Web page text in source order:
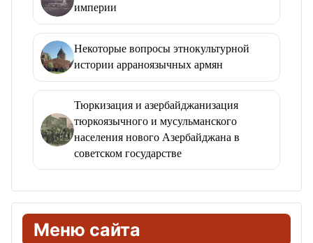
Меню сайта
империи
Некоторые вопросы этнокультурной
истории арраноязычных армян
Тюркизация и азербайджанизация
тюркоязычного и мусульманского
населения нового Азербайджана в
советском государстве